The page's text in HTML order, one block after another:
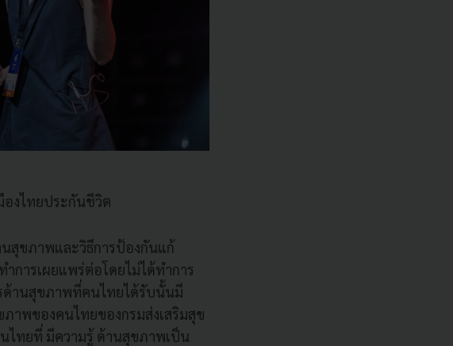
องไทยประกันชีวิต
สุขภาพและวิธีการป้องกันแก้
ารเผยแพร่ต่อโดยไม่ได้ทำการ
ด้านสุขภาพที่คนไทยได้รับนั้นมี
าพของคนไทยของกรมส่งเสริมสุข
ไทยที่ มีความรู้ ด้านสุขภาพเป็น